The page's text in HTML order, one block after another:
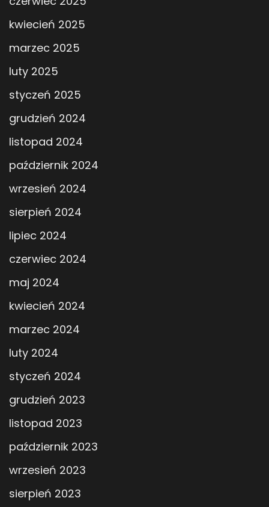
kwiecień 2025
marzec 2025
luty 2025
styczeń 2025
grudzień 2024
listopad 2024
październik 2024
wrzesień 2024
sierpień 2024
lipiec 2024
czerwiec 2024
maj 2024
kwiecień 2024
marzec 2024
luty 2024
styczeń 2024
grudzień 2023
listopad 2023
październik 2023
wrzesień 2023
sierpień 2023